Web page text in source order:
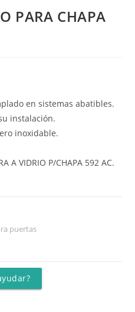
PARA CHAPA
en sistemas abatibles.
instalación.
inoxidable.
A VIDRIO P/CHAPA 592 AC.
puertas